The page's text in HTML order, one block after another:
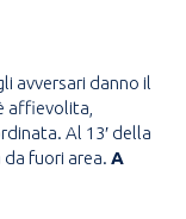
avversari danno il
affievolita,
Al 13′ della
fuori area. A